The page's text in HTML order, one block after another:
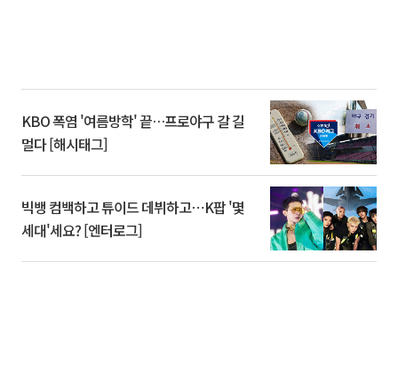
KBO 폭염 '여름방학' 끝…프로야구 갈 길
멀다 [해시태그]
빅뱅 컴백하고 튜이드 데뷔하고⋯K팝 '몇
세대'세요? [엔터로그]